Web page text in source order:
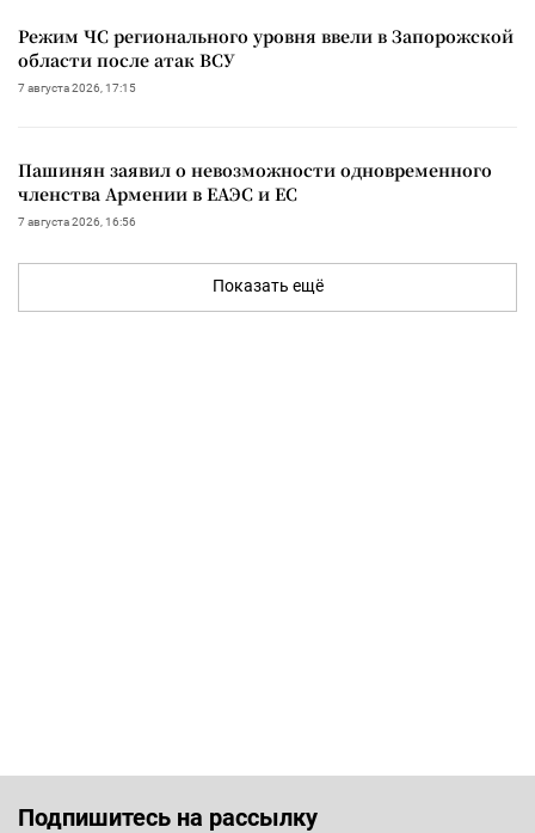
Режим ЧС регионального уровня ввели в Запорожской
области после атак ВСУ
7 августа 2026, 17:15
Пашинян заявил о невозможности одновременного
членства Армении в ЕАЭС и ЕС
7 августа 2026, 16:56
Показать ещё
Подпишитесь на рассылку